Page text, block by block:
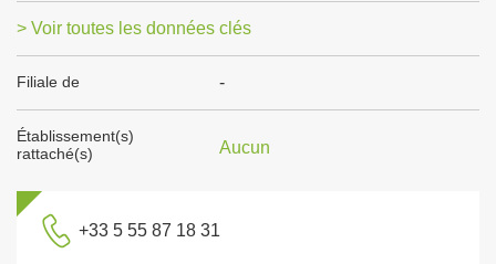
> Voir toutes les données clés
Filiale de -
Établissement(s)
rattaché(s)
Aucun
+33 5 55 87 18 31